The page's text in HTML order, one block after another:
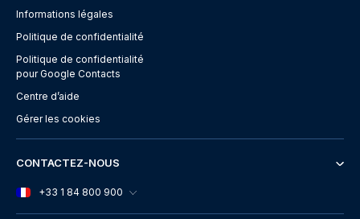
Informations légales
Politique de confidentialité
Politique de confidentialité
pour Google Contacts
Centre d’aide
Gérer les cookies
CONTACTEZ-NOUS
+33 1 84 800 900